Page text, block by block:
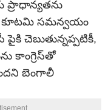
కూటమి సమన్వయం
చెబుతున్నప్పటికీ,
కాంగ్రెస్‌తో
బెంగాలీ